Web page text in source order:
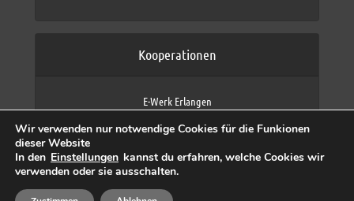
Kooperationen
E-Werk Erlangen
Fraunhofer IIS
max neo (AFK max)
Wir verwenden nur notwendige Cookies für die Funkionen
dieser Website
In den Einstellungen kannst du erfahren, welche Cookies wir
verwenden oder sie ausschalten.